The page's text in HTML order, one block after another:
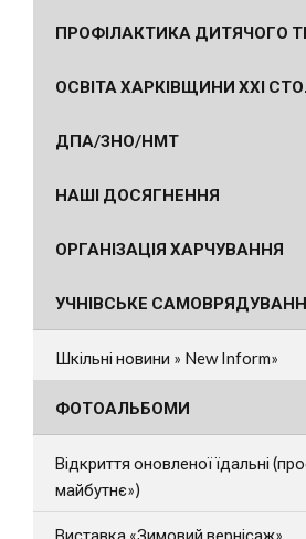
ПРОФІЛАКТИКА ДИТЯЧОГО
ОСВІТА ХАРКІВЩИНИ ХХІ
ДПА/ЗНО/НМТ
НАШІ ДОСЯГНЕННЯ
ОРГАНІЗАЦІЯ ХАРЧУВАННЯ
УЧНІВСЬКЕ
Шкільні новини » New Inform»
ФОТОАЛЬБОМИ
Відкриття оновленої їдальні
майбутнє»)
Виставка «Зимовий вернісаж»